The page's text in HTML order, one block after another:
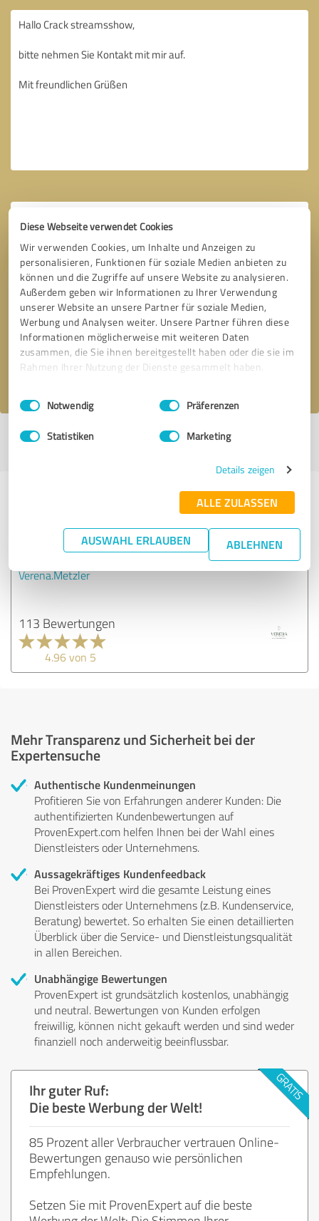
Diese Webseite verwendet Cookies
Wir verwenden Cookies, um Inhalte und Anzeigen zu
personalisieren, Funktionen für soziale Medien anbieten zu
können und die Zugriffe auf unsere Website zu analysieren.
Außerdem geben wir Informationen zu Ihrer Verwendung
unserer Website an unsere Partner für soziale Medien,
Werbung und Analysen weiter. Unsere Partner führen diese
Informationen möglicherweise mit weiteren Daten
zusammen, die Sie ihnen bereitgestellt haben oder die sie im
Rahmen Ihrer Nutzung der Dienste gesammelt haben.
Impressum Datenschutzbestimmungen
Einwilligungsauswahl
Notwendig Präferenzen
Statistiken Marketing
Details zeigen
ALLE ZULASSEN
AUSWAHL ERLAUBEN ABLEHNEN
Bitte um Rückruf * Erforderliche Angaben
Nachricht senden
Ich stimme den Datenschutzbestimmungen zu.
Profil aktiv seit 04.02.2022 | Letzte Aktualisierung: 04.02.2022
Erfahrungen zu weiteren
Anbietern aus dem Bereich
Dienstleistungen
Verena.Metzler
113 Bewertungen
4.96 von 5
Mehr Transparenz und Sicherheit bei der
Expertensuche
Authentische Kundenmeinungen
Profitieren Sie von Erfahrungen anderer Kunden: Die
authentifizierten Kundenbewertungen auf
ProvenExpert.com helfen Ihnen bei der Wahl eines
Dienstleisters oder Unternehmens.
Aussagekräftiges Kundenfeedback
Bei ProvenExpert wird die gesamte Leistung eines
Dienstleisters oder Unternehmens (z.B. Kundenservice,
Beratung) bewertet. So erhalten Sie einen detaillierten
Überblick über die Service- und Dienstleistungsqualität
in allen Bereichen.
Unabhängige Bewertungen
ProvenExpert ist grundsätzlich kostenlos, unabhängig
und neutral. Bewertungen von Kunden erfolgen
freiwillig, können nicht gekauft werden und sind weder
finanziell noch anderweitig beeinflussbar.
Ihr guter Ruf:
Die beste Werbung der Welt!
85 Prozent aller Verbraucher vertrauen Online-
Bewertungen genauso wie persönlichen
Empfehlungen.
Setzen Sie mit ProvenExpert auf die beste